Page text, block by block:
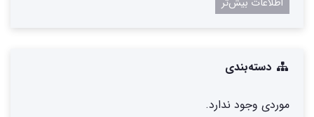
دسته‌بندی
موردی وجود ندارد.